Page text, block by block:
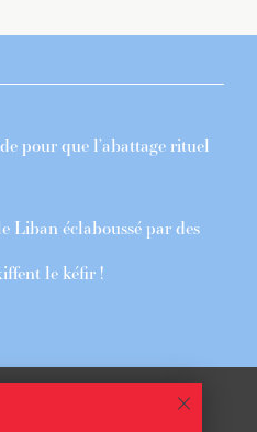
pour que l’abattage rituel
Liban éclaboussé par des
le kéfir !